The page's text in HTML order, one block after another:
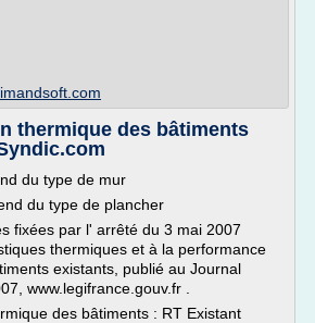
thermique des bâtiments
du type de mur
du type de plancher
fixées par l' arrêté du 3 mai 2007
thermiques et à la performance
existants, publié au Journal
www.legifrance.gouv.fr .
des bâtiments : RT Existant